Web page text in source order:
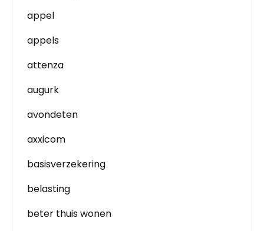
appel
appels
attenza
augurk
avondeten
axxicom
basisverzekering
belasting
beter thuis wonen